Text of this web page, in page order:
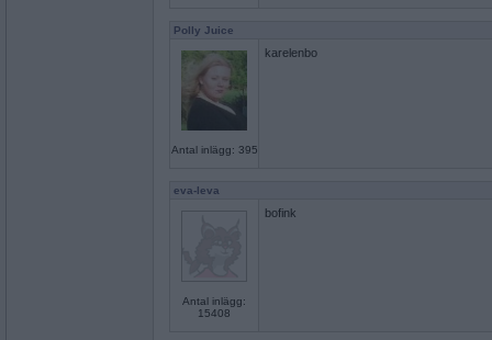
Polly Juice
Antal inlägg: 395
karelenbo
eva-leva
Antal inlägg:
15408
bofink